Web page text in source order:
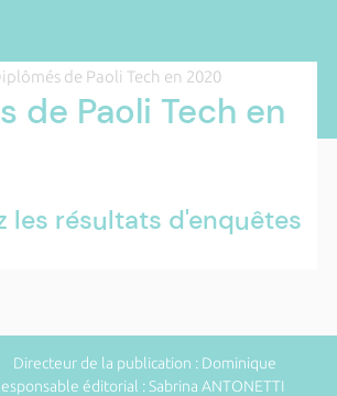
de Paoli Tech en 2020
de Paoli Tech en
les résultats d'enquêtes
de la publication : Dominique
éditorial : Sabrina ANTONETTI